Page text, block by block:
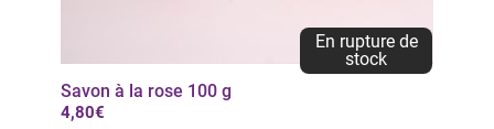
En rupture de
stock
Savon à la rose 100 g
4,80€